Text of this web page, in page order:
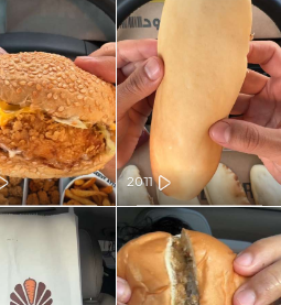
2011